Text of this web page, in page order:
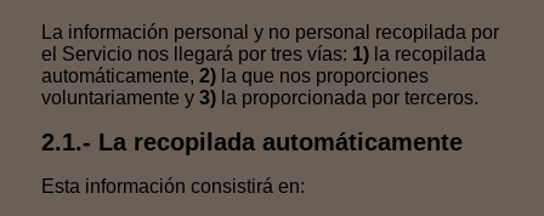
La información personal y no personal recopilada por
el Servicio nos llegará por tres vías: 1) la recopilada
automáticamente, 2) la que nos proporciones
voluntariamente y 3) la proporcionada por terceros.
2.1.- La recopilada automáticamente
Esta información consistirá en: